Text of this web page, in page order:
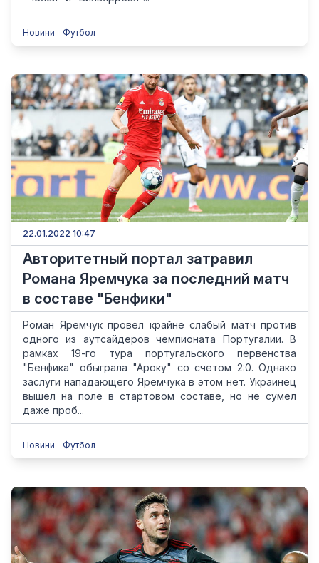
Новини Футбол
22.01.2022 10:47
Авторитетный портал затравил
Романа Яремчука за последний матч
в составе "Бенфики"
Роман Яремчук провел крайне слабый матч против
одного из аутсайдеров чемпионата Португалии. В
рамках 19-го тура португальского первенства
"Бенфика" обыграла "Ароку" со счетом 2:0. Однако
заслуги нападающего Яремчука в этом нет. Украинец
вышел на поле в стартовом составе, но не сумел
даже проб...
Новини Футбол